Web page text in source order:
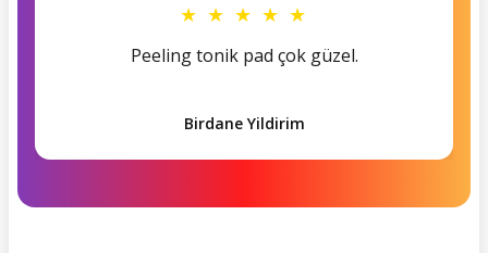
★ ★ ★ ★ ★
Peeling tonik pad çok güzel.
Birdane Yildirim